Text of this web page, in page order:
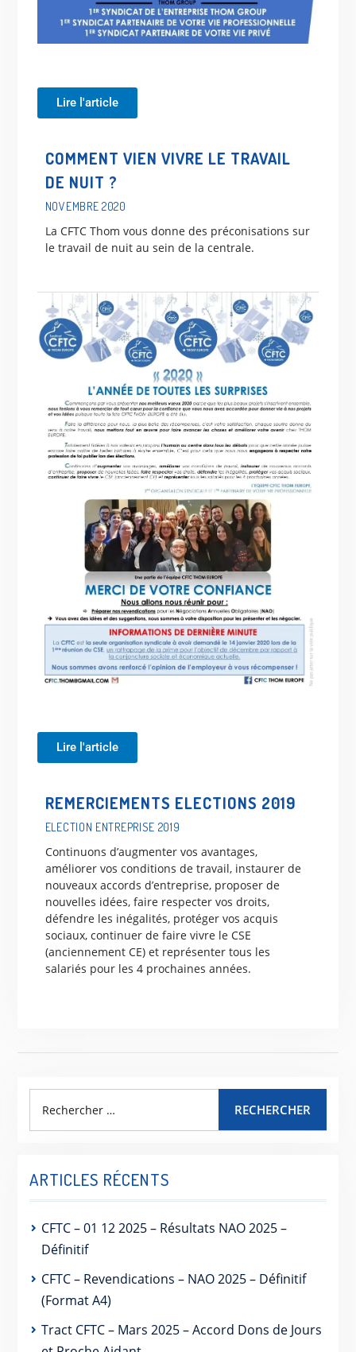
Lire l'article
COMMENT VIEN VIVRE LE TRAVAIL
DE NUIT ?
NOVEMBRE 2020
La CFTC Thom vous donne des préconisations sur
le travail de nuit au sein de la centrale.
Lire l'article
REMERCIEMENTS ELECTIONS 2019
ELECTION ENTREPRISE 2019
Continuons d’augmenter vos avantages,
améliorer vos conditions de travail, instaurer de
nouveaux accords d’entreprise, proposer de
nouvelles idées, faire respecter vos droits,
défendre les inégalités, protéger vos acquis
sociaux, continuer de faire vivre le CSE
(anciennement CE) et représenter tous les
salariés pour les 4 prochaines années.
RECHERCHER
ARTICLES RÉCENTS
CFTC – 01 12 2025 – Résultats NAO 2025 –
Définitif
CFTC – Revendications – NAO 2025 – Définitif
(Format A4)
Tract CFTC – Mars 2025 – Accord Dons de Jours